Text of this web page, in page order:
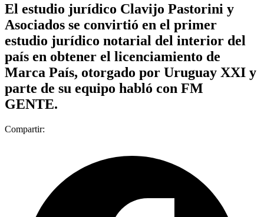
El estudio jurídico Clavijo Pastorini y
Asociados se convirtió en el primer
estudio jurídico notarial del interior del
país en obtener el licenciamiento de
Marca País, otorgado por Uruguay XXI y
parte de su equipo habló con FM
GENTE.
Compartir: